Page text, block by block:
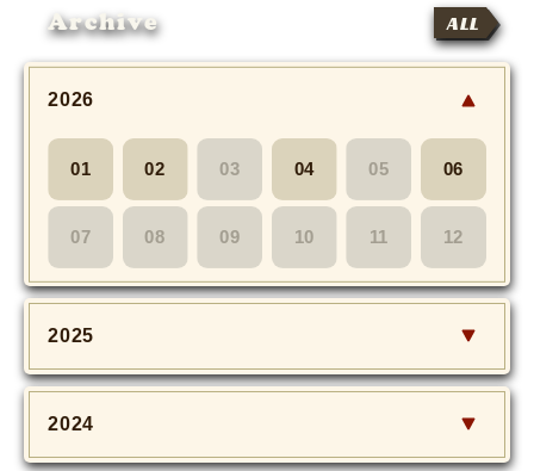
Archive ALL
2026
01 02 03 04 05 06
07 08 09 10 11 12
2025
2024